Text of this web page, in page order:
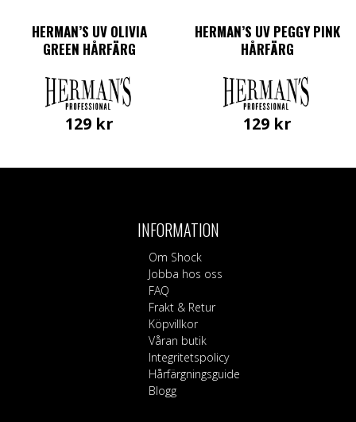
HERMAN’S UV OLIVIA
GREEN HÅRFÄRG
129 kr
HERMAN’S UV PEGGY PINK
HÅRFÄRG
129 kr
INFORMATION
Om Shock
Jobba hos oss
FAQ
Frakt & Retur
Köpvillkor
Våran butik
Integritetspolicy
Hårfärgningsguide
Blogg